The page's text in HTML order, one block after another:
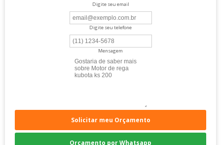
Digite seu email
Digite seu telefone
Mensagem
Solicitar meu Orçamento
Orçamento por Whatsapp